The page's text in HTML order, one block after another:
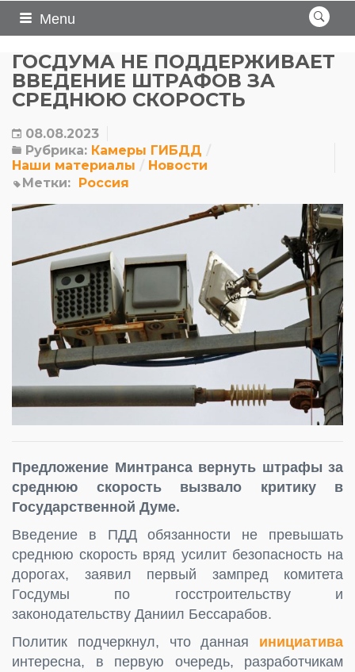
Menu
ГОСДУМА НЕ ПОДДЕРЖИВАЕТ
ВВЕДЕНИЕ ШТРАФОВ ЗА
СРЕДНЮЮ СКОРОСТЬ
08.08.2023
Рубрика: Камеры ГИБДД
Наши материалы
Новости
Метки: Россия
Предложение Минтранса вернуть штрафы за
среднюю скорость вызвало критику в
Государственной Думе.
Введение в ПДД обязанности не превышать
среднюю скорость вряд усилит безопасность на
дорогах, заявил первый зампред комитета
Госдумы по госстроительству и
законодательству Даниил Бессарабов.
Политик подчеркнул, что данная инициатива
интересна, в первую очередь, разработчикам